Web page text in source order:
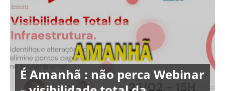
É Amanhã : não perca Webinar